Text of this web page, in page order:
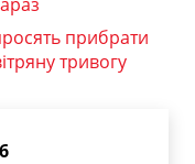
прибрати
тривогу